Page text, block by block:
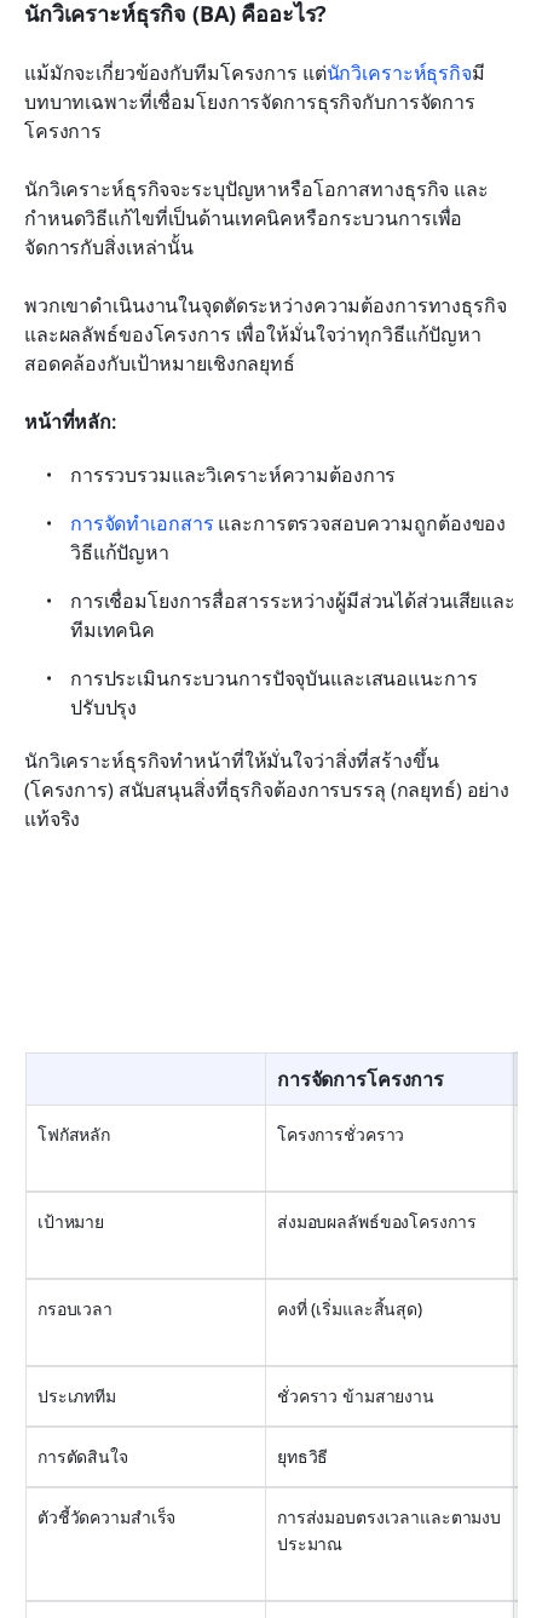
นักวิเคราะห์ธุรกิจ (BA) คืออะไร?
แม้มักจะเกี่ยวข้องกับทีมโครงการ แต่นักวิเคราะห์ธุรกิจมี
บทบาทเฉพาะที่เชื่อมโยงการจัดการธุรกิจกับการจัดการ
โครงการ
นักวิเคราะห์ธุรกิจจะระบุปัญหาหรือโอกาสทางธุรกิจ และ
กำหนดวิธีแก้ไขที่เป็นด้านเทคนิคหรือกระบวนการเพื่อ
จัดการกับสิ่งเหล่านั้น
พวกเขาดำเนินงานในจุดตัดระหว่างความต้องการทางธุรกิจ
และผลลัพธ์ของโครงการ เพื่อให้มั่นใจว่าทุกวิธีแก้ปัญหา
สอดคล้องกับเป้าหมายเชิงกลยุทธ์
หน้าที่หลัก:
การรวบรวมและวิเคราะห์ความต้องการ
การจัดทำเอกสาร และการตรวจสอบความถูกต้องของ
วิธีแก้ปัญหา
การเชื่อมโยงการสื่อสารระหว่างผู้มีส่วนได้ส่วนเสียและ
ทีมเทคนิค
การประเมินกระบวนการปัจจุบันและเสนอแนะการ
ปรับปรุง
นักวิเคราะห์ธุรกิจทำหน้าที่ให้มั่นใจว่าสิ่งที่สร้างขึ้น
(โครงการ) สนับสนุนสิ่งที่ธุรกิจต้องการบรรลุ (กลยุทธ์) อย่าง
แท้จริง
การจัดการโครงการ
โฟกัสหลัก โครงการชั่วคราว
เป้าหมาย ส่งมอบผลลัพธ์ของโครงการ
กรอบเวลา คงที่ (เริ่มและสิ้นสุด)
ประเภททีม ชั่วคราว ข้ามสายงาน
การตัดสินใจ ยุทธวิธี
ตัวชี้วัดความสำเร็จ
การส่งมอบตรงเวลาและตามงบ
ประมาณ